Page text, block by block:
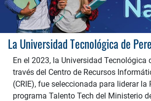
En el 2023, la Universidad Tecnológica
través del Centro de Recursos
(CRIE), fue seleccionada para liderar la
programa Talento Tech del Ministerio